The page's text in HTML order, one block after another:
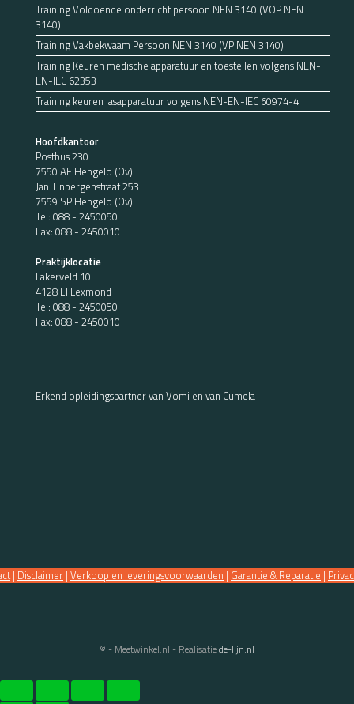
Training Voldoende onderricht persoon NEN 3140 (VOP NEN
3140)
Training Vakbekwaam Persoon NEN 3140 (VP NEN 3140)
Training Keuren medische apparatuur en toestellen volgens NEN-
EN-IEC 62353
Training keuren lasapparatuur volgens NEN-EN-IEC 60974-4
Hoofdkantoor
Postbus 230
7550 AE Hengelo (Ov)
Jan Tinbergenstraat 253
7559 SP Hengelo (Ov)
Tel: 088 - 2450050
Fax: 088 - 2450010
Praktijklocatie
Lakerveld 10
4128 LJ Lexmond
Tel: 088 - 2450050
Fax: 088 - 2450010
Erkend opleidingspartner van Vomi en van Cumela
| Disclaimer | Verkoop en leveringsvoorwaarden | Garantie & Reparatie |
© - Meetwinkel.nl - Realisatiede-lijn.nl